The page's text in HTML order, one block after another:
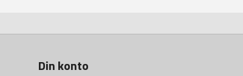
Din konto